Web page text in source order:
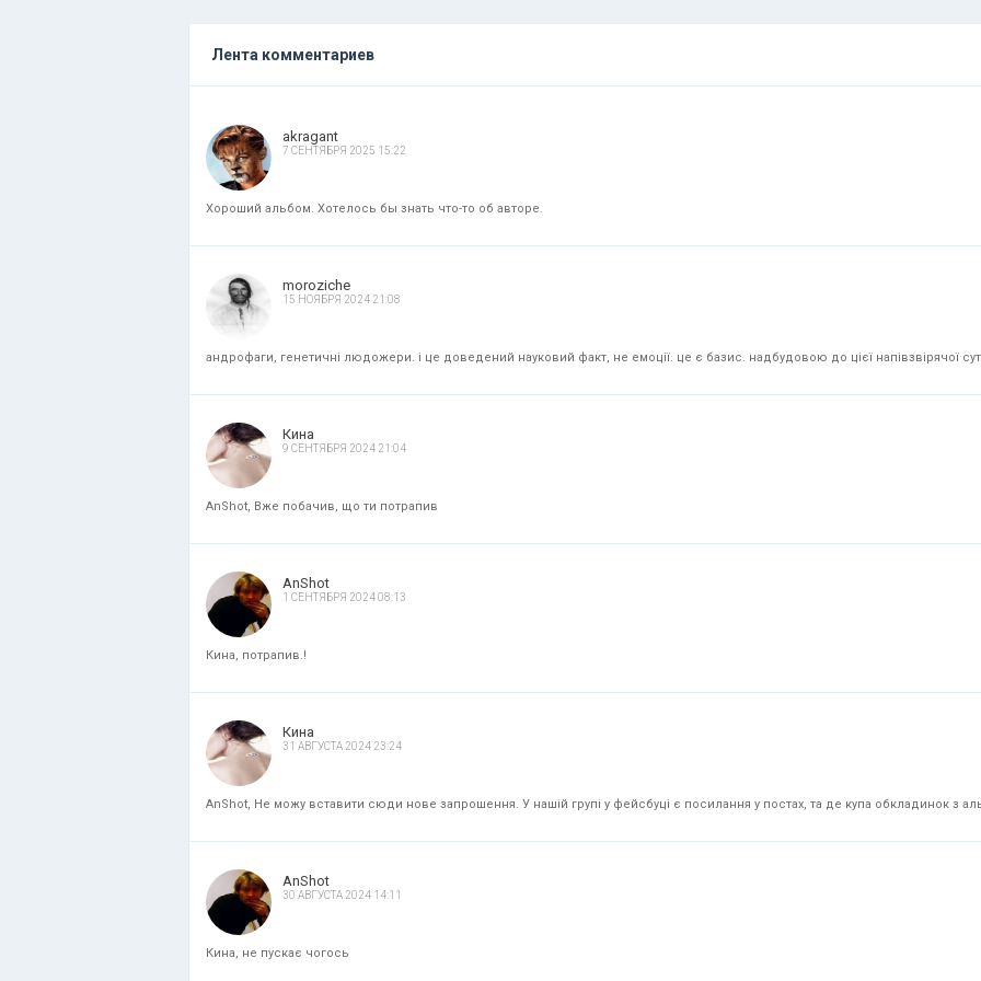
Лента комментариев
akragant
7 СЕНТЯБРЯ 2025 15:22
Хороший альбом. Хотелось бы знать что-то об авторе.
moroziche
15 НОЯБРЯ 2024 21:08
андрофаги, генетичні людожери. і це доведений науковий факт, не емоції. це є базис. надбудовою до цієї напівзвірячої
Кина
9 СЕНТЯБРЯ 2024 21:04
AnShot, Вже побачив, що ти потрапив
AnShot
1 СЕНТЯБРЯ 2024 08:13
Кина, потрапив.!
Кина
31 АВГУСТА 2024 23:24
AnShot, Не можу вставити сюди нове запрошення. У нашій групі у фейсбуці є посилання у постах, та де купа обкладинок з
AnShot
30 АВГУСТА 2024 14:11
Кина, не пускає чогось